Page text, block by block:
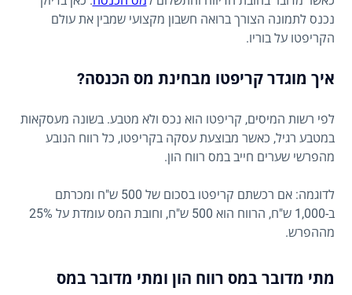
נכנס לתמונה הצורך ברואה חשבון מקצועי שמבין את עולם
הקריפטו על בוריו.
איך מוגדר קריפטו מבחינת מס הכנסה?
לפי רשות המיסים, קריפטו הוא נכס ולא מטבע. בשונה מעסקאות
במטבע רגיל, כאשר מבוצעת עסקה בקריפטו, כל רווח הנובע
מהפרשי שערים חייב במס רווח הון.
לדוגמה: אם רכשתם קריפטו בסכום של 500 ש"ח ומכרתם
ב-1,000 ש"ח, הרווח הוא 500 ש"ח, וחובת המס עומדת על 25%
מההפרש.
מתי מדובר במס רווח הון ומתי מדובר במס